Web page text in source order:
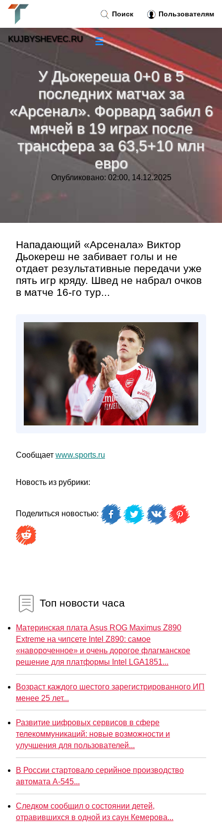
У Дьокереша 0+0 в 5
последних матчах за
«Арсенал». Форвард забил 6
мячей в 19 играх после
трансфера за 63,5+10 млн
евро
Опубликовано: 02:00, 14.12.2025
Нападающий «Арсенала» Виктор
Дьокереш не забивает голы и не
отдает результативные передачи уже
пять игр кряду. Швед не набрал очков
в матче 16-го тур...
Сообщает www.sports.ru
Новость из рубрики:
Поделиться новостью:
Топ новости часа
Материнская плата Asus ROG Maximus Z890
Extreme на чипсете Intel Z890: самое
«навороченное» и очень дорогое флагманское
решение для платформы Intel LGA1851...
Возраст каждого шестого зарегистрированного ИП
менее 25 лет...
Развитие цифровых сервисов в сфере
телекоммуникаций: новые возможности и
улучшения для пользователей...
В России стартовало серийное производство
автомата А-545...
Следком сообщил о состоянии детей,
отравившихся в одной из саун Кемерова...
Поиск Пользователям
KUJBYSHEVEC.RU ☰
Тренды новостей»
Рубрики»
Правила
»